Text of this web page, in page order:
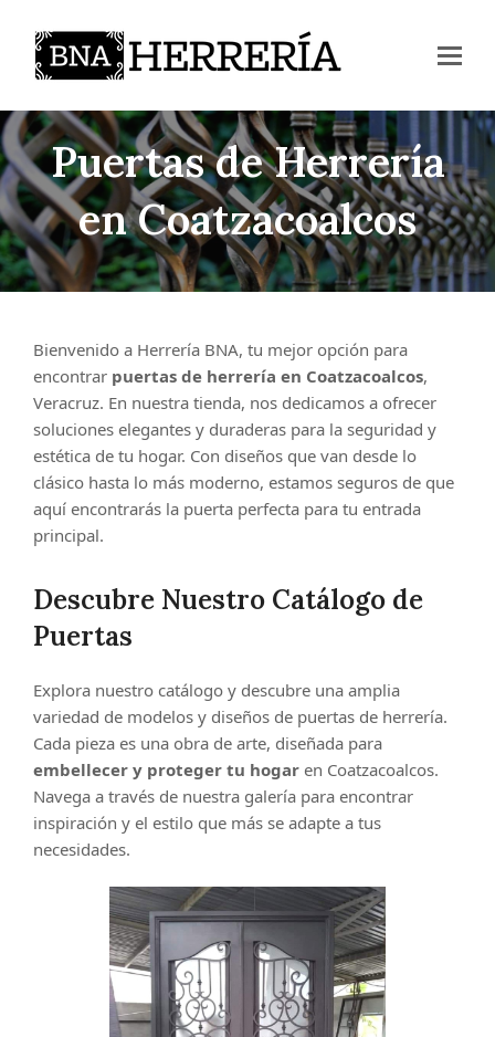
Puertas de Herrería
en Coatzacoalcos
Bienvenido a Herrería BNA, tu mejor opción para
encontrar puertas de herrería en Coatzacoalcos,
Veracruz. En nuestra tienda, nos dedicamos a ofrecer
soluciones elegantes y duraderas para la seguridad y
estética de tu hogar. Con diseños que van desde lo
clásico hasta lo más moderno, estamos seguros de que
aquí encontrarás la puerta perfecta para tu entrada
principal.
Descubre Nuestro Catálogo de
Puertas
Explora nuestro catálogo y descubre una amplia
variedad de modelos y diseños de puertas de herrería.
Cada pieza es una obra de arte, diseñada para
embellecer y proteger tu hogar en Coatzacoalcos.
Navega a través de nuestra galería para encontrar
inspiración y el estilo que más se adapte a tus
necesidades.